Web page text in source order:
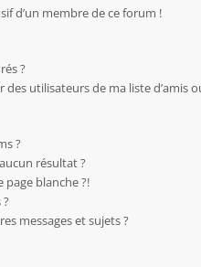
d’un membre de ce forum !
?
utilisateurs de ma liste d’amis
?
résultat ?
blanche ?!
messages et sujets ?